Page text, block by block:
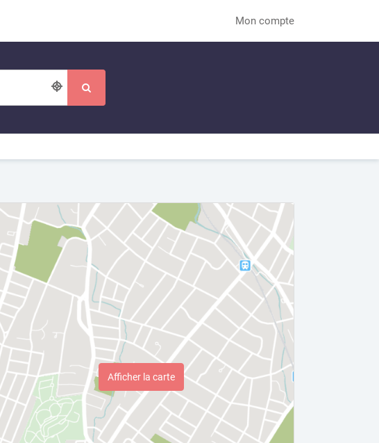
Mon compte
Afficher la carte